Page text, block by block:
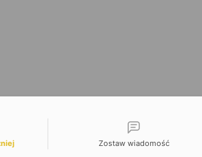
Zostaw wiadomość